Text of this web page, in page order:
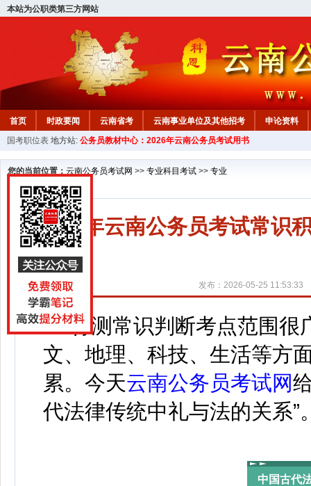
本站为公职类第三方网站
首页 时政要闻 云南省考 云南事业单位及其他招考
申论资料
国考职位表 地方站: 公务员教材中心：2026年云南公务员考试用书
您的当前位置： 云南公务员考试网 >> 专业科目考试 >> 专业
2027年云南公务员考试常识
发布：2026-05-25 11:53:33
行测常识判断考点范围很
文、地理、科技、生活等方
累。今天云南公务员考试网
代法律传统中礼与法的关系”
中国古代